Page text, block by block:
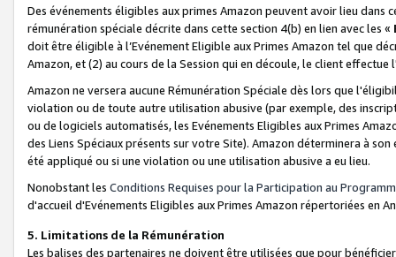
Des événements éligibles aux primes Amazon peuvent avoir lieu dans
rémunération spéciale décrite dans cette section 4(b) en lien avec les «
doit être éligible à l’Evénement Eligible aux Primes Amazon tel que
Amazon, et (2) au cours de la Session qui en découle, le client
Amazon ne versera aucune Rémunération Spéciale dès lors que
violation ou de toute autre utilisation abusive (par exemple, des
ou de logiciels automatisés, les Evénements Eligibles aux Primes
des Liens Spéciaux présents sur votre Site). Amazon déterminera à
été appliqué ou si une violation ou une utilisation abusive a eu lieu.
Nonobstant les Conditions Requises pour la Participation au
d'accueil d'Evénements Eligibles aux Primes Amazon répertoriées en
5. Limitations de la Rémunération
Les balises des partenaires ne doivent être utilisées que pour